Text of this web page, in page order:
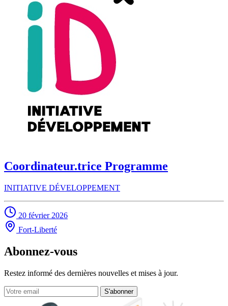
Coordinateur.trice Programme
INITIATIVE DÉVELOPPEMENT
20 février 2026
Fort-Liberté
Abonnez-vous
Restez informé des dernières nouvelles et mises à jour.
S'abonner